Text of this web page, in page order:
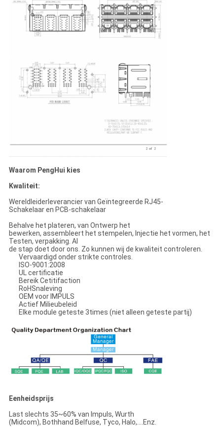
Waarom PengHui kies
Kwaliteit:
Wereldleiderleverancier van Geïntegreerde RJ45-
Schakelaar en PCB-schakelaar
Behalve het plateren, van Ontwerp het
bewerken, assembleert het stempelen, Injectie het vormen, het
Testen, verpakking. Al
de stap doet door ons. Zo kunnen wij de kwaliteit controleren.
Vervaardigd onder strikte controles.
ISO-9001:2008
UL certificatie
Bereik Cetitifaction
RoHSnaleving
OEM voor IMPULS
Actief Milieubeleid
Elke module geteste 3times (niet alleen geteste partij)
Eenheidsprijs
Last slechts 35~60% van Impuls, Wurth
(Midcom), Bothhand Belfuse, Tyco, Halo,….Enz.